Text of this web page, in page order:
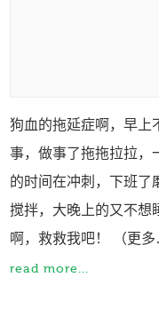
狗血的拖延症啊，早上
事，做事了拖拖拉拉，
的时间在冲刺，下班了
搅拌，大晚上的又不
啊，救救我吧！ （更多
read more...